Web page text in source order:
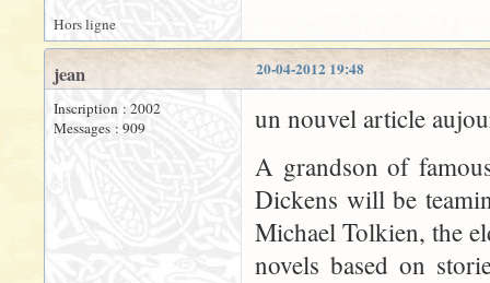
Hors ligne
20-04-2012 19:48
jean
Inscription : 2002
Messages : 909
un nouvel article
A grandson of
Dickens will be
Michael Tolkien, the
novels based on